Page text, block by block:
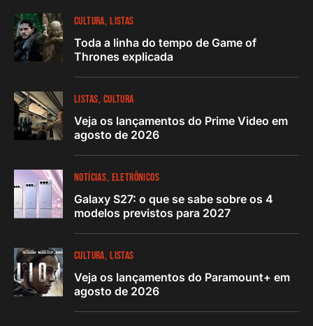
CULTURA LISTAS
Toda a linha do tempo de Game of
Thrones explicada
LISTAS CULTURA
Veja os lançamentos do Prime Video em
agosto de 2026
NOTÍCIAS ELETRÔNICOS
Galaxy S27: o que se sabe sobre os 4
modelos previstos para 2027
CULTURA LISTAS
Veja os lançamentos do Paramount+ em
agosto de 2026